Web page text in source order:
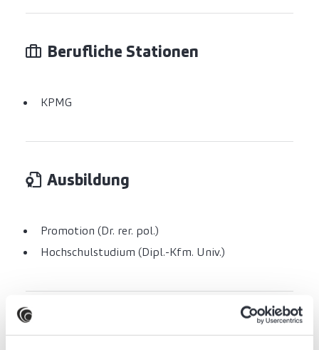
Berufliche Stationen
KPMG
Ausbildung
Promotion (Dr. rer. pol.)
Hochschulstudium (Dipl.-Kfm. Univ.)